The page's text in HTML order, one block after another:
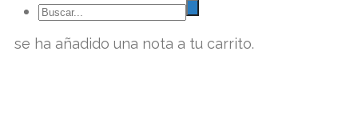
se ha añadido una nota a tu carrito.